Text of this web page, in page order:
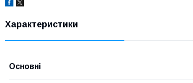
Характеристики
Основні